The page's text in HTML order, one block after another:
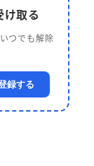
取る
つでも解除
録する